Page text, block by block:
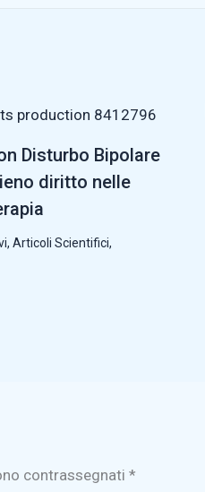
Disturbo Bipolare
diritto nelle
, Articoli Scientifici,
contrassegnati *